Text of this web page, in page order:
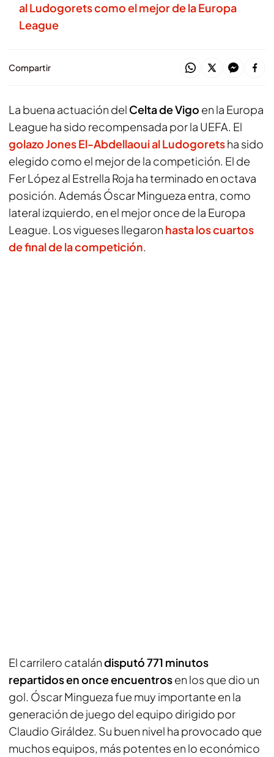
al Ludogorets como el mejor de la Europa
League
Compartir
La buena actuación del Celta de Vigo en la Europa
League ha sido recompensada por la UEFA. El
golazo Jones El-Abdellaoui al Ludogoretsha sido
elegido como el mejor de la competición. El de
Fer López al Estrella Roja ha terminado en octava
posición. Además Óscar Mingueza entra, como
lateral izquierdo, en el mejor once de la Europa
League. Los vigueses llegaron hasta los cuartos
de final de la competición.
El carrilero catalándisputó 771 minutos
repartidos en once encuentrosen los que dio un
gol. Óscar Mingueza fue muy importante en la
generación de juego del equipo dirigido por
Claudio Giráldez. Su buen nivel ha provocado que
muchos equipos, más potentes en lo económico